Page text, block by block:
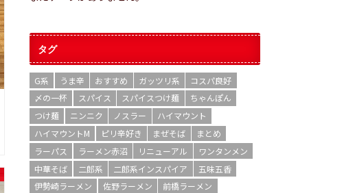
タグ
G系 うま辛 おすすめ ガッツリ系
コスパ良好
〆の一杯
スパイス スパイスつけ麺
ちゃんぽん
つけ麺
ニンニク ノスラー
ハイマウント
ハイマウントM
ピリ辛好き まぜそば
まとめ
ラーパス
ラーメン赤沼 リニューアル
ワンタンメン
中華そば
二郎系 二郎系インスパイア
五味五香
伊勢崎ラーメン
佐野ラーメン
前橋ラーメン